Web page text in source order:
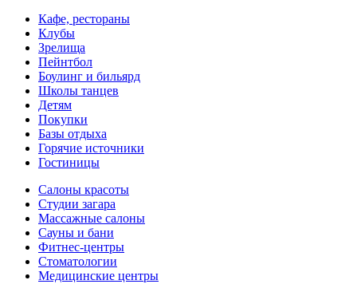
Кафе, рестораны
Клубы
Зрелища
Пейнтбол
Боулинг и бильярд
Школы танцев
Детям
Покупки
Базы отдыха
Горячие источники
Гостиницы
Салоны красоты
Студии загара
Массажные салоны
Сауны и бани
Фитнес-центры
Стоматологии
Медицинские центры